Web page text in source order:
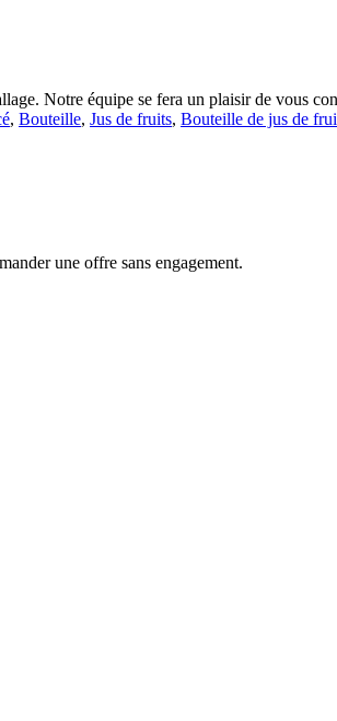
Notre équipe se fera un plaisir de vous
, Bouteille, Jus de fruits, Bouteille de jus de
une offre sans engagement.